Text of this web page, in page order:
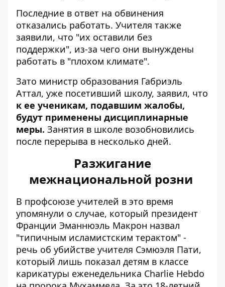
Последние в ответ на обвинения
отказались работать. Учителя также
заявили, что "их оставили без
поддержки", из-за чего они вынуждены
работать в "плохом климате".
Зато министр образования Габриэль
Аттал, уже посетивший школу, заявил, что
к ее ученикам, подавшим жалобы,
будут применены дисциплинарные
меры. Занятия в школе возобновились
после перерыва в несколько дней.
Разжигание
межнациональной розни
В профсоюзе учителей в это время
упомянули о случае, который президент
Франции Эманнюэль Макрон назвал
"типичным исламистским терактом" -
речь об убийстве учителя Сэмюэля Пати,
который лишь показал детям в классе
карикатуры еженедельника Charlie Hebdo